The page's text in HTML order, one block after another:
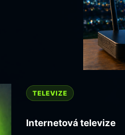
TELEVIZE
Internetová televize